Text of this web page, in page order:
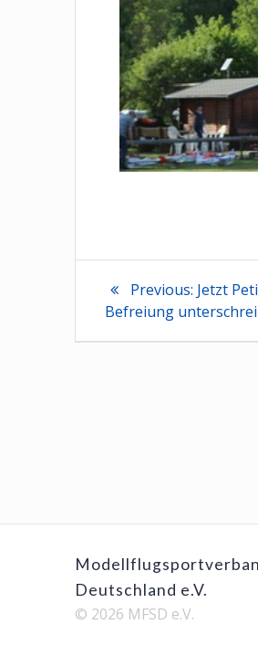
Previous: Previous
post:
Jetzt
Befreiung
Deutschland e.V.
© 2026 MFSD e.V.